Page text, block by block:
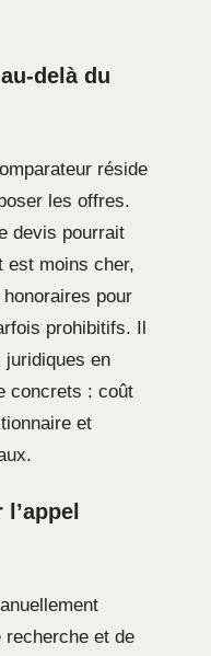
delà du
réside
les offres.
devis pourrait
est moins cher,
honoraires pour
prohibitifs. Il
juridiques en
concrets : coût
et
recherche et de